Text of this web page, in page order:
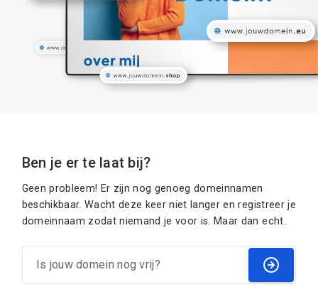
Ben je er te laat bij?
Geen probleem! Er zijn nog genoeg domeinnamen
beschikbaar. Wacht deze keer niet langer en registreer je
domeinnaam zodat niemand je voor is. Maar dan echt.